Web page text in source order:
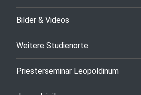
Bilder & Videos
Weitere Studienorte
Priesterseminar Leopoldinum